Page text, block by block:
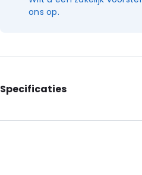
ons op.
Specificaties
Artikelnummer: OT150